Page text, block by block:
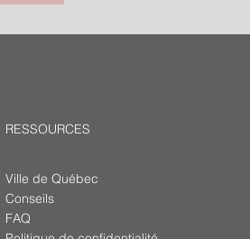
RESSOURCES
Ville de Québec
Conseils
FAQ